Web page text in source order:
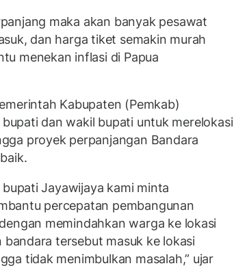
maka akan banyak pesawat
dan harga tiket semakin murah
menekan inflasi di Papua
Kabupaten (Pemkab)
dan wakil bupati untuk merelokasi
proyek perpanjangan Bandara
Jayawijaya kami minta
percepatan pembangunan
memindahkan warga ke lokasi
tersebut masuk ke lokasi
tidak menimbulkan masalah,” ujar